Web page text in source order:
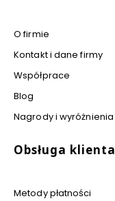
O firmie
Kontakt i dane firmy
Współprace
Blog
Nagrody i wyróżnienia
Obsługa klienta
Metody płatności